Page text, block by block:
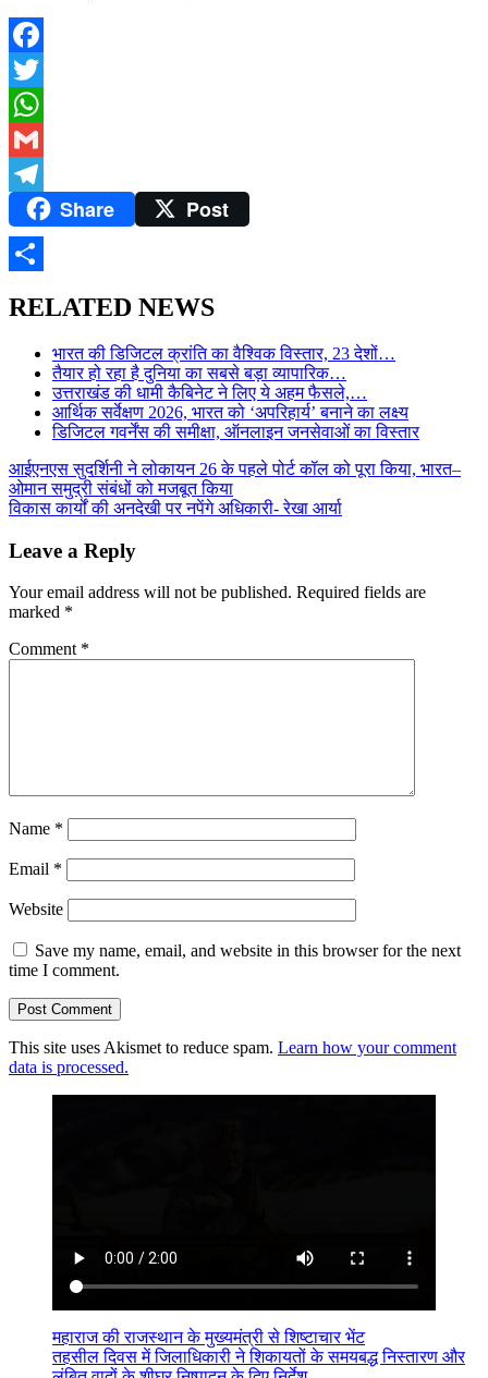
Facebook
Twitter
WhatsApp
Gmail
TelegramShare Post
RELATED NEWS
भारत की डिजिटल क्रांति का वैश्विक विस्तार, 23 देशों…
तैयार हो रहा है दुनिया का सबसे बड़ा व्यापारिक…
उत्तराखंड की धामी कैबिनेट ने लिए ये अहम फैसले,…
आर्थिक सर्वेक्षण 2026, भारत को ‘अपरिहार्य’ बनाने का लक्ष्य
डिजिटल गवर्नेंस की समीक्षा, ऑनलाइन जनसेवाओं का विस्तार
Post
navigation
आईएनएस सुदर्शिनी ने लोकायन 26 के पहले पोर्ट कॉल को पूरा किया, भारत–
ओमान समुद्री संबंधों को मजबूत किया
विकास कार्यों की अनदेखी पर नपेंगे अधिकारी- रेखा आर्या
Leave a Reply
Your email address will not be published. Required fields are
marked *
Comment *
Name *
Email *
Website
Save my name, email, and website in this browser for the next
time I comment.
This site uses Akismet to reduce spam. Learn how your comment
data is processed.
महाराज की राजस्थान के मुख्यमंत्री से शिष्टाचार भेंट
तहसील दिवस में जिलाधिकारी ने शिकायतों के समयबद्ध निस्तारण और